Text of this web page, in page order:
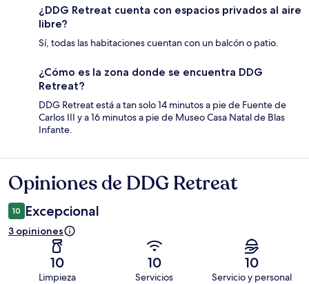
¿DDG Retreat cuenta con espacios privados al aire
libre?
Sí, todas las habitaciones cuentan con un balcón o patio.
¿Cómo es la zona donde se encuentra DDG
Retreat?
DDG Retreat está a tan solo 14 minutos a pie de Fuente de
Carlos III y a 16 minutos a pie de Museo Casa Natal de Blas
Infante.
Opiniones
Opiniones de DDG Retreat
10 Excepcional
3 opiniones
10
Limpieza
10
Servicios
10
Servicio y personal